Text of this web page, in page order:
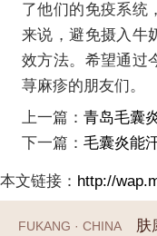
了他们的免疫系统
来说，避免摄入牛
效方法。希望通过
荨麻疹的朋友们。
上一篇： 青岛毛囊
下一篇： 毛囊炎能
本文链接： http://
FUKANG · CHINA 肤